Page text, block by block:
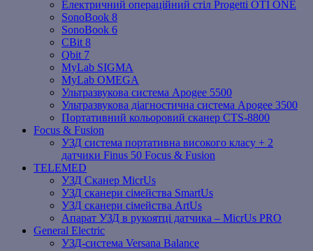
Електричний операційний стіл Progetti OTI ONE
SonoBook 8
SonoBook 6
СBit 8
Qbit 7
MyLab SIGMA
MyLab OMEGA
Ультразвукова система Apogee 5500
Ультразвукова діагностична система Apogee 3500
Портативний кольоровий сканер CTS-8800
Focus & Fusion
УЗД система портативна високого класу + 2
датчики Finus 50 Focus & Fusion
TELEMED
УЗД Сканер MicrUs
УЗД сканери сімейства SmartUs
УЗД сканери сімейства ArtUs
Апарат УЗД в рукоятці датчика – MicrUs PRO
General Electric
УЗД-система Versana Balance